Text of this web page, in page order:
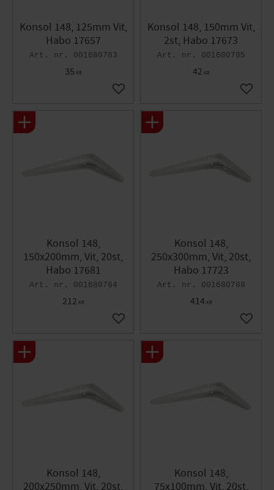
Konsol 148, 125mm Vit,
Habo 17657
001680783
35 KR
Lägg till i favoriter
Konsol 148, 150mm Vit,
2st, Habo 17673
001680785
42 KR
Lägg
Konsol 148,
150x200mm, Vit, 20st,
Habo 17681
001680784
212 KR
Lägg till i favoriter
Konsol 148,
250x300mm, Vit, 20st,
Habo 17723
001680788
414KR
Lägg
Konsol 148,
200x250mm, Vit, 20st,
Konsol 148,
75x100mm, Vit, 20st,